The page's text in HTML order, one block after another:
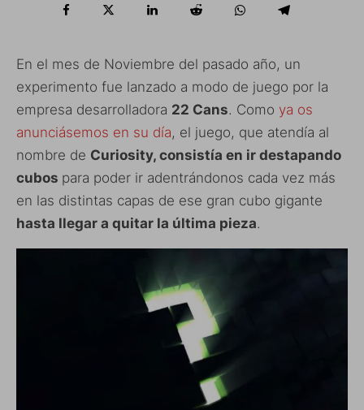
En el mes de Noviembre del pasado año, un
experimento fue lanzado a modo de juego por la
empresa desarrolladora 22 Cans. Como ya os
anunciásemos en su día, el juego, que atendía al
nombre de Curiosity, consistía en ir destapando
cubos para poder ir adentrándonos cada vez más
en las distintas capas de ese gran cubo gigante
hasta llegar a quitar la última pieza.